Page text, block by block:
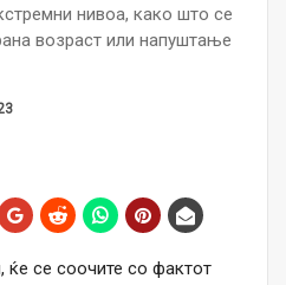
нивоа, како што се
возраст или напуштање
ќе се соочите со фактот